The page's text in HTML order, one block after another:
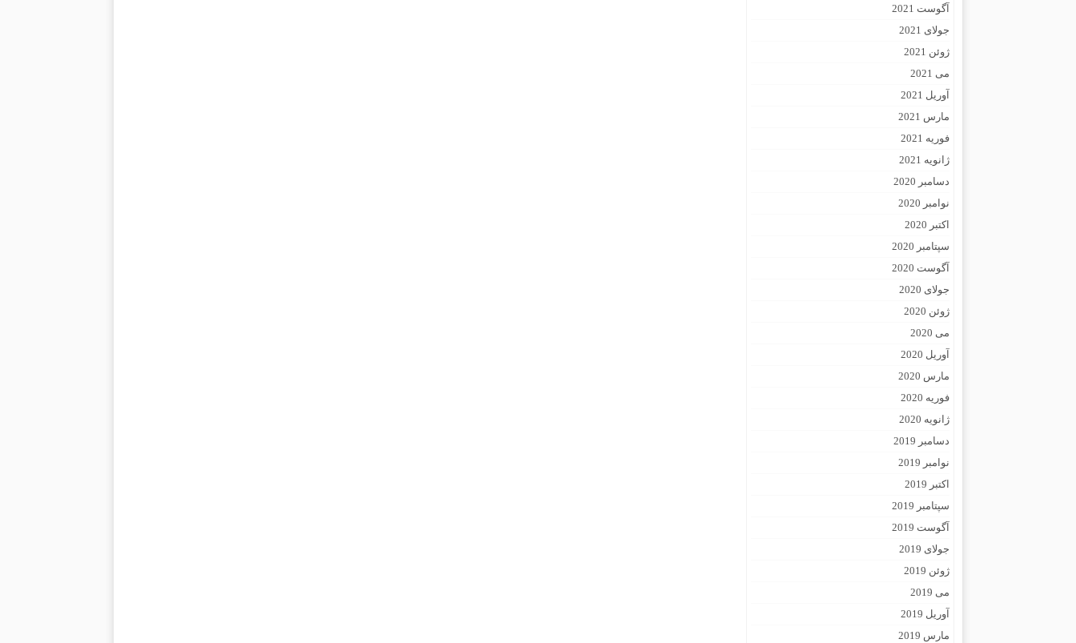
آگوست 2021
جولای 2021
ژوئن 2021
می 2021
آوریل 2021
مارس 2021
فوریه 2021
ژانویه 2021
دسامبر 2020
نوامبر 2020
اکتبر 2020
سپتامبر 2020
آگوست 2020
جولای 2020
ژوئن 2020
می 2020
آوریل 2020
مارس 2020
فوریه 2020
ژانویه 2020
دسامبر 2019
نوامبر 2019
اکتبر 2019
سپتامبر 2019
آگوست 2019
جولای 2019
ژوئن 2019
می 2019
آوریل 2019
مارس 2019